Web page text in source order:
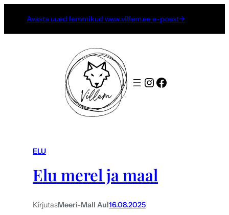
Avasta uued lemmikud www.villem.ee e-poest→
InstagramFacebook
ELU
Elu merel ja maal
KirjutasMeeri-Mall Aul16.08.2025